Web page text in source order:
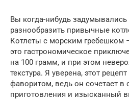
Вы когда-нибудь
разнообразить привычные
Котлеты с морским гребешком
это гастрономическое
на 100 грамм, и при этом
текстура. Я уверена, этот
фаворитом, ведь он сочетает в
приготовления и изысканный